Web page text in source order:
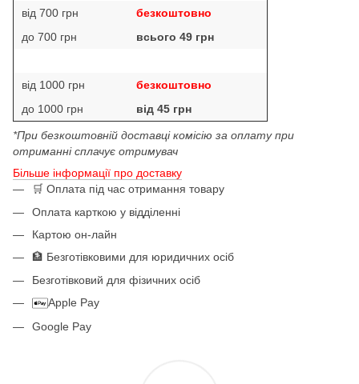
від 700 грн
безкоштовно
до 700 грн
всього 49 грн
від 1000 грн
безкоштовно
до 1000 грн
від 45 грн
*При безкоштовній доставці комісію за оплату при
отриманні сплачує отримувач
Більше інформації про доставку
🛒 Оплата під час отримання товару
Оплата карткою у відділенні
Картою он-лайн
🏦 Безготівковими для юридичних осіб
Безготівковий для фізичних осіб
Apple Pay
Google Pay